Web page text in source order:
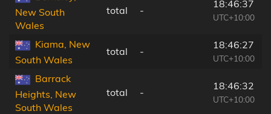
New South
Wales
total -
18:46:37
UTC+10:00
Kiama, New
South Wales
total -
18:46:27
UTC+10:00
Barrack
Heights, New
South Wales
total -
18:46:32
UTC+10:00